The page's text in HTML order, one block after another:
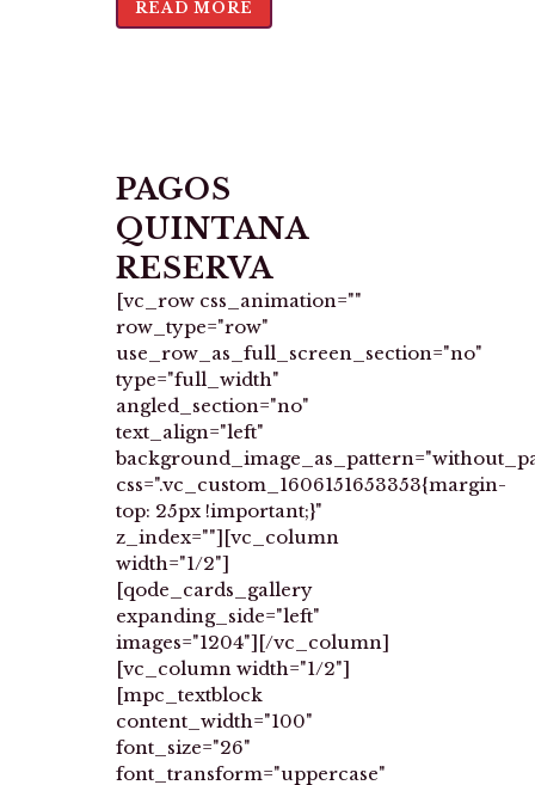
READ MORE
PAGOS
QUINTANA
RESERVA
[vc_row css_animation=""
row_type="row"
use_row_as_full_screen_section="no"
type="full_width"
angled_section="no"
text_align="left"
css=".vc_custom_1606151653353{margin-
top: 25px !important;}"
z_index=""][vc_column
width="1/2"]
[qode_cards_gallery
expanding_side="left"
images="1204"][/vc_column]
[vc_column width="1/2"]
[mpc_textblock
content_width="100"
font_size="26"
font_transform="uppercase"